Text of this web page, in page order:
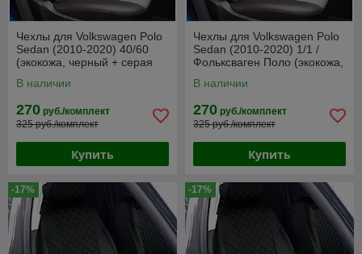
Чехлы для Volkswagen Polo
Sedan (2010-2020) 40/60
(экокожа, черный + серая
В наличии
270 руб./комплект
325 руб./комплект
Купить
Чехлы для Volkswagen Polo
Sedan (2010-2020) 1/1 /
Фольксваген Поло (экокожа,
В наличии
270 руб./комплект
325 руб./комплект
Купить
-17% -17%